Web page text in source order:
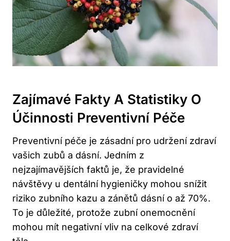
Zajímavé Fakty A Statistiky O
Účinnosti Preventivní Péče
Preventivní péče je zásadní pro udržení zdraví
vašich zubů a dásní. Jedním z
nejzajímavějších faktů je, že pravidelné
návštěvy u dentální hygieničky mohou snížit
riziko zubního kazu a zánětů dásní o až 70%.
To je důležité, protože zubní onemocnění
mohou mít negativní vliv na celkové zdraví